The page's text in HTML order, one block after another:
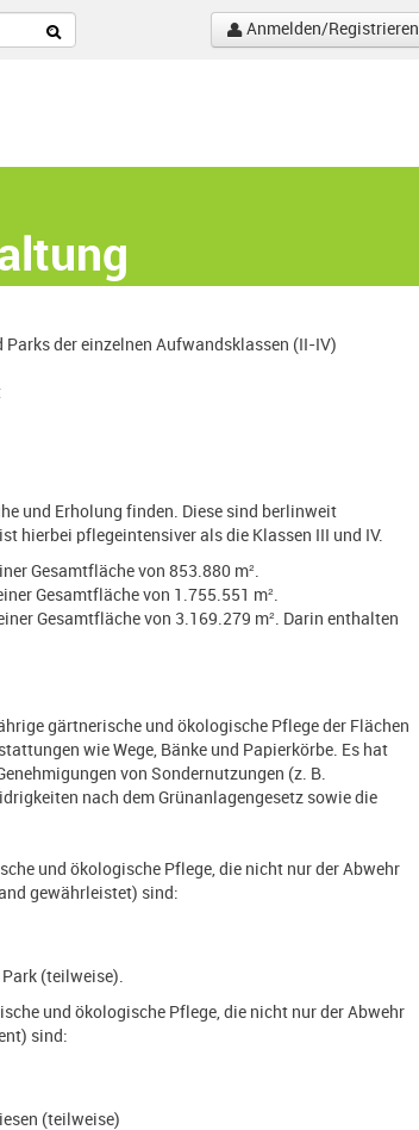
Anmelden/Registrieren
der einzelnen Aufwandsklassen (II-IV)
und Erholung finden. Diese sind berlinweit
hierbei pflegeintensiver als die Klassen III und IV.
Gesamtfläche von 853.880 m².
Gesamtfläche von 1.755.551 m².
Gesamtfläche von 3.169.279 m². Darin enthalten
gärtnerische und ökologische Pflege der Flächen
wie Wege, Bänke und Papierkörbe. Es hat
von Sondernutzungen (z. B.
nach dem Grünanlagengesetz sowie die
und ökologische Pflege, die nicht nur der Abwehr
gewährleistet) sind:
(teilweise).
und ökologische Pflege, die nicht nur der Abwehr
sind:
(teilweise)